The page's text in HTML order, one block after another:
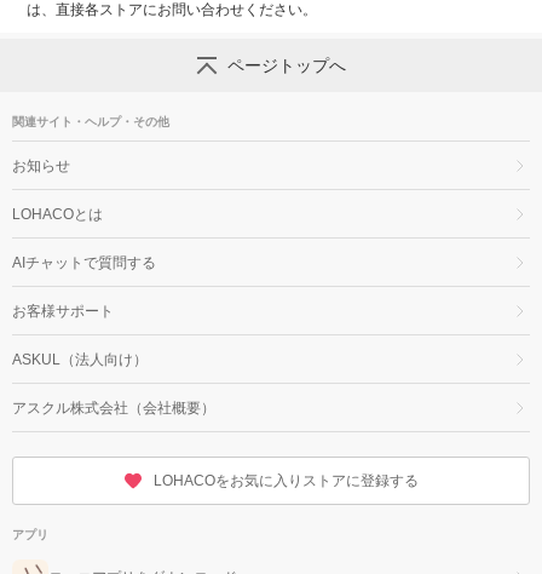
は、直接各ストアにお問い合わせください。
ページトップへ
関連サイト・ヘルプ・その他
お知らせ
LOHACOとは
AIチャットで質問する
お客様サポート
ASKUL（法人向け）
アスクル株式会社（会社概要）
LOHACOをお気に入りストアに登録する
アプリ